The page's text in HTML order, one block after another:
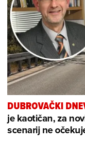
DUBROVAČKI
je kaotičan, za
scenarij ne